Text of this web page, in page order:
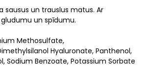
sausus un trauslus matus. Ar
un spīdumu.
Methosulfate,
Hyaluronate, Panthenol,
Sodium Benzoate, Potassium Sorbate